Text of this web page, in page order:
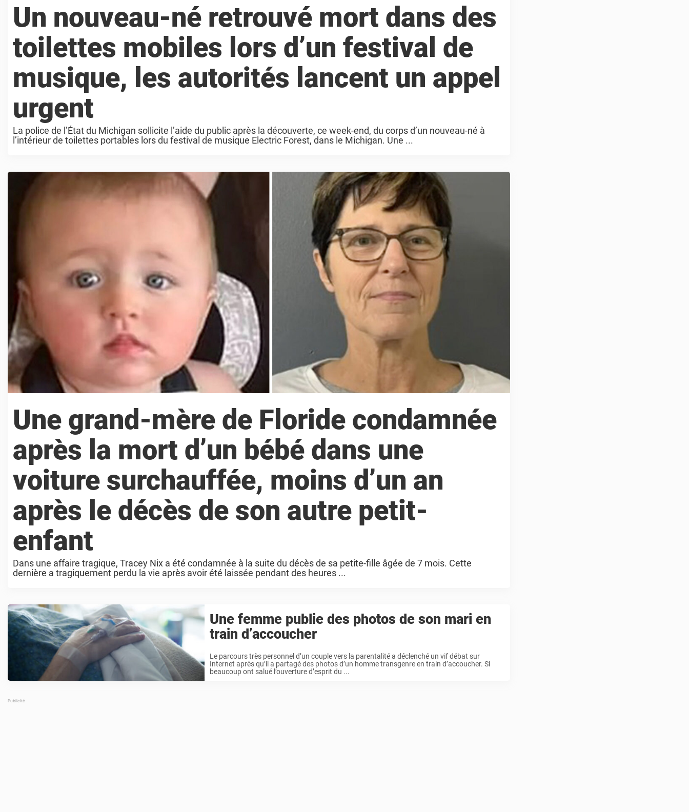
Un nouveau-né retrouvé mort dans des
toilettes mobiles lors d’un festival de
musique, les autorités lancent un appel
urgent
La police de l’État du Michigan sollicite l’aide du public après la découverte, ce week-end, du corps d’un nouveau-né à
l’intérieur de toilettes portables lors du festival de musique Electric Forest, dans le Michigan. Une ...
Une grand-mère de Floride condamnée
après la mort d’un bébé dans une
voiture surchauffée, moins d’un an
après le décès de son autre petit-
enfant
Dans une affaire tragique, Tracey Nix a été condamnée à la suite du décès de sa petite-fille âgée de 7 mois. Cette
dernière a tragiquement perdu la vie après avoir été laissée pendant des heures ...
Une femme publie des photos de son mari en
train d’accoucher
Le parcours très personnel d’un couple vers la parentalité a déclenché un vif débat sur
Internet après qu’il a partagé des photos d’un homme transgenre en train d’accoucher. Si
beaucoup ont salué l’ouverture d’esprit du ...